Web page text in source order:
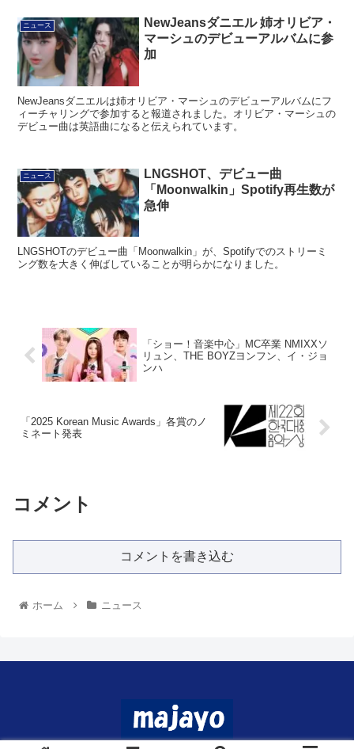
ニュース
NewJeansダニエル 姉オリビア・
マーシュのデビューアルバムに参
加
NewJeansダニエルは姉オリビア・マーシュのデビューアルバムにフ
ィーチャリングで参加すると報道されました。オリビア・マーシュの
デビュー曲は英語曲になると伝えられています。
ニュース
LNGSHOT、デビュー曲
「Moonwalkin」Spotify再生数が
急伸
LNGSHOTのデビュー曲「Moonwalkin」が、Spotifyでのストリーミ
ング数を大きく伸ばしていることが明らかになりました。
「ショー！音楽中心」MC卒業 NMIXXソ
リュン、THE BOYZヨンフン、イ・ジョ
ンハ
「2025 Korean Music Awards」各賞のノ
ミネート発表
コメント
コメントを書き込む
ホーム ニュース